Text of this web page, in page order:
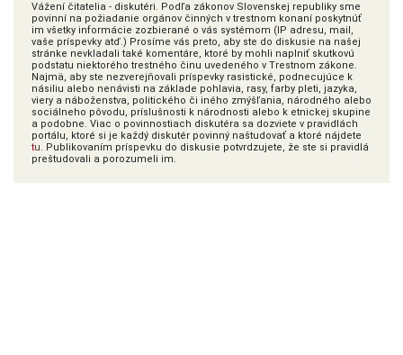
Vážení čitatelia - diskutéri. Podľa zákonov Slovenskej republiky sme
povinní na požiadanie orgánov činných v trestnom konaní poskytnúť
im všetky informácie zozbierané o vás systémom (IP adresu, mail,
vaše príspevky atď.) Prosíme vás preto, aby ste do diskusie na našej
stránke nevkladali také komentáre, ktoré by mohli naplniť skutkovú
podstatu niektorého trestného činu uvedeného v Trestnom zákone.
Najmä, aby ste nezverejňovali príspevky rasistické, podnecujúce k
násiliu alebo nenávisti na základe pohlavia, rasy, farby pleti, jazyka,
viery a náboženstva, politického či iného zmýšľania, národného alebo
sociálneho pôvodu, príslušnosti k národnosti alebo k etnickej skupine
a podobne. Viac o povinnostiach diskutéra sa dozviete v pravidlách
portálu, ktoré si je každý diskutér povinný naštudovať a ktoré nájdete
tu. Publikovaním príspevku do diskusie potvrdzujete, že ste si pravidlá
preštudovali a porozumeli im.